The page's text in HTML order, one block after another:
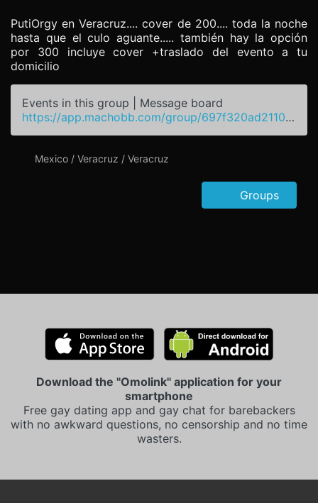
PutiOrgy en Veracruz.... cover de 200.... toda la noche
hasta que el culo aguante..... también hay la opción
por 300 incluye cover +traslado del evento a tu
domicilio
Events in this group | Message board
https://app.machobb.com/group/697f320ad2110c02bd07b732
Mexico / Veracruz / Veracruz
Groups
Download the "Omolink" application for your
smartphone
Free gay dating app and gay chat for barebackers
with no awkward questions, no censorship and no time
wasters.